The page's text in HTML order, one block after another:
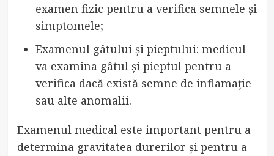
examen fizic pentru a verifica semnele și
simptomele;
Examenul gâtului și pieptului: medicul
va examina gâtul și pieptul pentru a
verifica dacă există semne de inflamație
sau alte anomalii.
Examenul medical este important pentru a
determina gravitatea durerilor și pentru a